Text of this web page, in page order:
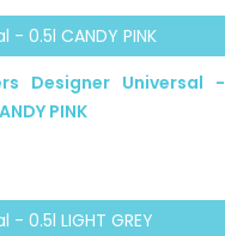
0.5l CANDY PINK
Designer Universal -
PINK
0.5l LIGHT GREY